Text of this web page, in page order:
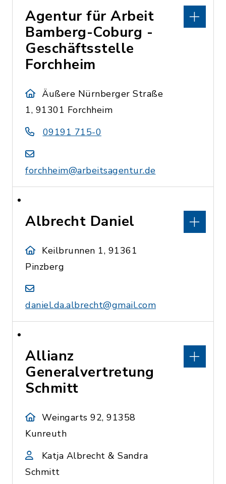
Agentur für Arbeit
Bamberg-Coburg -
Geschäftsstelle
Forchheim
Äußere Nürnberger Straße
1, 91301 Forchheim
09191 715-0
forchheim@arbeitsagentur.de
Albrecht Daniel
Keilbrunnen 1, 91361
Pinzberg
daniel.da.albrecht@gmail.com
Allianz
Generalvertretung
Schmitt
Weingarts 92, 91358
Kunreuth
Katja Albrecht & Sandra
Schmitt